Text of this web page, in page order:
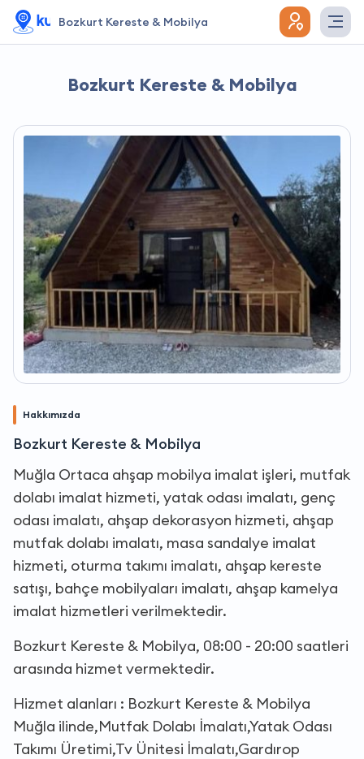
Bozkurt Kereste & Mobilya
Bozkurt Kereste & Mobilya
Hakkımızda
Bozkurt Kereste & Mobilya
Muğla Ortaca ahşap mobilya imalat işleri, mutfak
dolabı imalat hizmeti, yatak odası imalatı, genç
odası imalatı, ahşap dekorasyon hizmeti, ahşap
mutfak dolabı imalatı, masa sandalye imalat
hizmeti, oturma takımı imalatı, ahşap kereste
satışı, bahçe mobilyaları imalatı, ahşap kamelya
imalat hizmetleri verilmektedir.
Bozkurt Kereste & Mobilya, 08:00 - 20:00 saatleri
arasında hizmet vermektedir.
Hizmet alanları : Bozkurt Kereste & Mobilya
Muğla ilinde,Mutfak Dolabı İmalatı,Yatak Odası
Takımı Üretimi,Tv Ünitesi İmalatı,Gardırop